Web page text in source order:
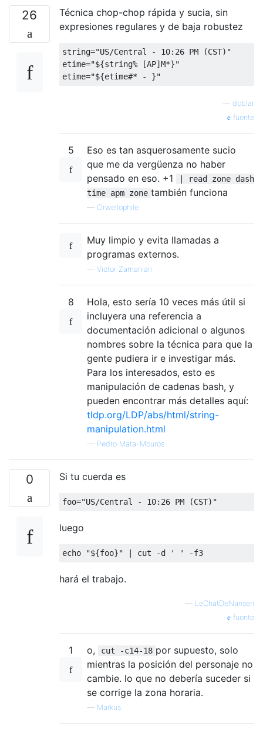
26
Técnica chop-chop rápida y sucia, sin
expresiones regulares y de baja robustez
string="US/Central - 10:26 PM (CST)"
etime="${string% [AP]M*}"
etime="${etime#* - }"
doblar
fuente
5
Eso es tan asquerosamente sucio
que me da vergüenza no haber
pensado en eso. +1
| read zone dash
time apm zone también funciona
— Orwellophile
Muy limpio y evita llamadas a
programas externos.
— Victor Zamanian
8
Hola, esto sería 10 veces más útil si
incluyera una referencia a
documentación adicional o algunos
nombres sobre la técnica para que la
gente pudiera ir e investigar más.
Para los interesados, esto es
manipulación de cadenas bash, y
pueden encontrar más detalles aquí:
tldp.org/LDP/abs/html/string-
manipulation.html
— Pedro Mata-Mouros
0 Si tu cuerda es
foo="US/Central - 10:26 PM (CST)"
luego
echo "${foo}" | cut -d ' ' -f3
hará el trabajo.
— LeChatDeNansen
fuente
1 o, cut -c14-18 por supuesto, solo
mientras la posición del personaje no
cambie. lo que no debería suceder si
se corrige la zona horaria.
— Markus